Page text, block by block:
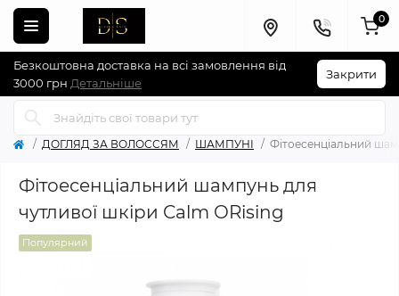
Безкоштовна доставка на всі замовлення від
3000 грн Детальніше
Закрити
0
ДОГЛЯД ЗА ВОЛОССЯМ ШАМПУНІ Фітоесенціальний
Фітоесенціальний шампунь для
чутливої ​​шкіри Calm ORising
Популярний